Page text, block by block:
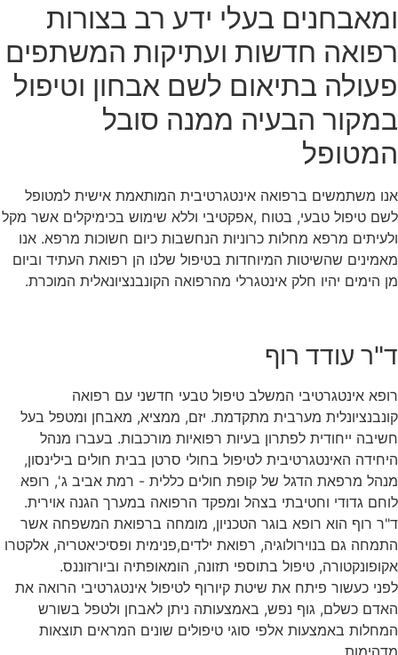
ומאבחנים בעלי ידע רב בצורות
רפואה חדשות ועתיקות המשתפים
פעולה בתיאום לשם אבחון וטיפול
במקור הבעיה ממנה סובל
המטופל
אנו משתמשים ברפואה אינטגרטיבית המותאמת אישית למטופל
לשם טיפול טבעי, בטוח ,אפקטיבי וללא שימוש בכימיקלים אשר מקל
ולעיתים מרפא מחלות כרוניות הנחשבות כיום חשוכות מרפא. אנו
מאמינים שהשיטות המיוחדות בטיפול שלנו הן רפואת העתיד וביום
מן הימים יהיו חלק אינטגרלי מהרפואה הקונבנציונאלית המוכרת.
ד"ר עודד רוף
רופא אינטגרטיבי המשלב טיפול טבעי חדשני עם רפואה
קונבנציונלית מערבית מתקדמת. יזם, ממציא, מאבחן ומטפל בעל
חשיבה ייחודית לפתרון בעיות רפואיות מורכבות. בעברו מנהל
היחידה האינטגרטיבית לטיפול בחולי סרטן בבית חולים בילינסון,
מנהל מרפאת הדגל של קופת חולים כללית - רמת אביב ג', רופא
לוחם גדודי וחטיבתי בצהל ומפקד הרפואה במערך הגנה אוירית.
ד"ר רוף הוא רופא בוגר הטכניון, מומחה ברפואת המשפחה אשר
התמחה גם בנוירולוגיה, רפואת ילדים,פנימית ופסיכיאטריה, אלקטרו
אקופונקטורה, טיפול בתוספי תזונה, הומאופתיה וביורזוננס.
לפני כעשור פיתח את שיטת קיורוף לטיפול אינטגרטיבי הרואה את
האדם כשלם, גוף נפש, באמצעותה ניתן לאבחן ולטפל בשורש
המחלות באמצעות אלפי סוגי טיפולים שונים המראים תוצאות
מדהימות